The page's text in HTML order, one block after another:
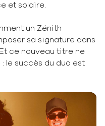
et solaire.
un Zénith
sa signature dans
ce nouveau titre ne
le succès du duo est